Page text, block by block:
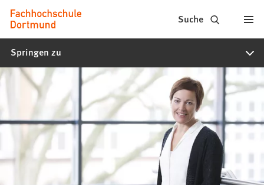
Inhalt anspringen
Fachhochschule
Dortmund
-
Studium,
Studiengänge,
Bewerbung
Suche
Springen zu